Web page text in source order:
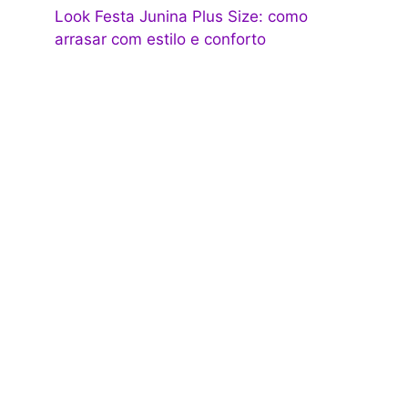
Look Festa Junina Plus Size: como
arrasar com estilo e conforto